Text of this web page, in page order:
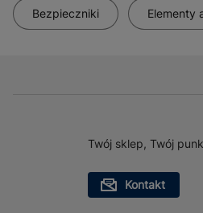
Bezpieczniki Elementy
Twój sklep, Twój
Kontakt